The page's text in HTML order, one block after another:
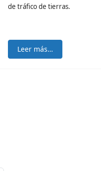
de tráfico de tierras.
Leer más…